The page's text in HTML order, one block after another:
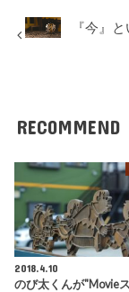
『今』
RECOMMEND
2018.4.10
のび太くんが"Movie